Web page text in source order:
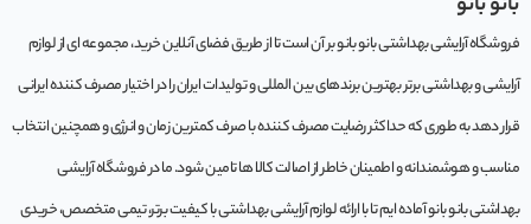
فروشگاه آرایشی بهداشتی بانو بانو بر آن است تا از طریق فضای آنلاین خرید، مجموعه‌ ای از لوازم
آرایشی و بهداشتی برتر بهترین برندهای بین المللی و تولیدات ایران را در اختیار مصرف کننده ایرانی
قرار دهد به طوری که حداکثر رضایت مصرف کننده با صرف کمترین زمان و انرژی و همچنین انتخاب
مناسب و هوشمندانه و اطمینان خاطر از اصالت کالا ها تامین شود. ما در فروشگاه آرایشی
بهداشتی بانو بانو آماده ایم تا با ارائه لوازم آرایشی بهداشتی با کیفیت برتر، تیمی متخصص، خریدی